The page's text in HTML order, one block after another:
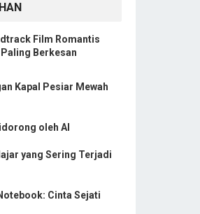
Film Romantis
Berkesan
Kapal Pesiar Mewah
oleh AI
yang Sering Terjadi
Cinta Sejati